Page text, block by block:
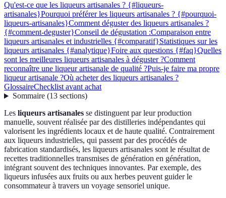
Qu'est-ce que les liqueurs artisanales ? {#liqueurs-
artisanales}Pourquoi préférer les liqueurs artisanales ? {#pourquoi-
liqueurs-artisanales}Comment déguster des liqueurs artisanales ?
{#comment-deguster}Conseil de dégustation :Comparaison entre
liqueurs artisanales et industrielles {#comparatif}Statistiques sur les
liqueurs artisanales {#analytique}Foire aux questions {#faq}Quelles
sont les meilleures liqueurs artisanales à déguster ?Comment
reconnaître une liqueur artisanale de qualité ?Puis-je faire ma propre
liqueur artisanale ?Où acheter des liqueurs artisanales ?
GlossaireChecklist avant achat
Sommaire(13 sections)
Les liqueurs artisanales se distinguent par leur production
manuelle, souvent réalisée par des distilleries indépendantes qui
valorisent les ingrédients locaux et de haute qualité. Contrairement
aux liqueurs industrielles, qui passent par des procédés de
fabrication standardisés, les liqueurs artisanales sont le résultat de
recettes traditionnelles transmises de génération en génération,
intégrant souvent des techniques innovantes. Par exemple, des
liqueurs infusées aux fruits ou aux herbes peuvent guider le
consommateur à travers un voyage sensoriel unique.